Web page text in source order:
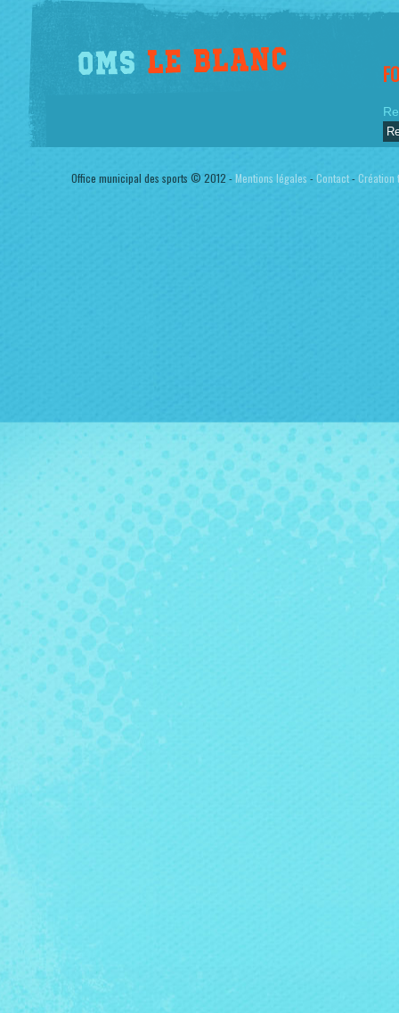
Office municipal des sports © 2012 - Mentions légales - Contact-Création